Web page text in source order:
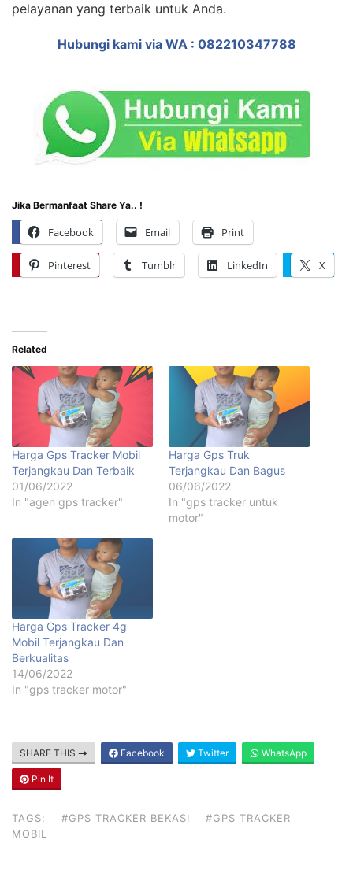
pelayanan yang terbaik untuk Anda.
Hubungi kami via WA : 082210347788
Jika Bermanfaat Share Ya.. !
Facebook Email Print
Pinterest Tumblr LinkedIn X
Related
Harga Gps Tracker Mobil
Terjangkau Dan Terbaik
01/06/2022
In "agen gps tracker"
Harga Gps Truk
Terjangkau Dan Bagus
06/06/2022
In "gps tracker untuk
motor"
Harga Gps Tracker 4g
Mobil Terjangkau Dan
Berkualitas
14/06/2022
In "gps tracker motor"
SHARE THIS Facebook Twitter WhatsApp
Pin It
TAGS: #GPS TRACKER BEKASI
#GPS TRACKER
MOBIL